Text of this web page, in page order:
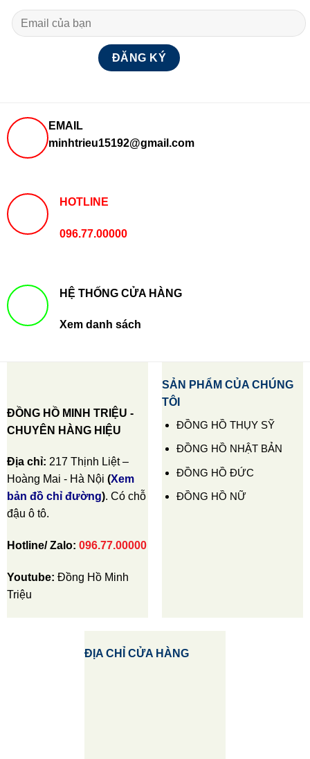
EMAIL
minhtrieu15192@gmail.com
HOTLINE
096.77.00000
HỆ THỐNG CỬA HÀNG
Xem danh sách
ĐỒNG HỒ MINH TRIỆU -
CHUYÊN HÀNG HIỆU
Địa chỉ: 217 Thịnh Liệt –
Hoàng Mai - Hà Nội (Xem
bản đồ chỉ đường). Có chỗ
đậu ô tô.
Hotline/ Zalo: 096.77.00000
Youtube: Đồng Hồ Minh
Triệu
SẢN PHẨM CỦA CHÚNG
TÔI
ĐỒNG HỒ THỤY SỸ
ĐỒNG HỒ NHẬT BẢN
ĐỒNG HỒ ĐỨC
ĐỒNG HỒ NỮ
ĐỊA CHỈ CỬA HÀNG